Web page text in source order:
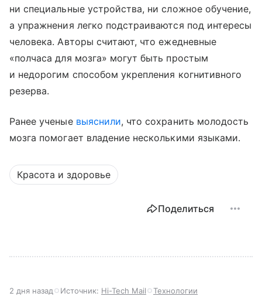
ни специальные устройства, ни сложное обучение,
а упражнения легко подстраиваются под интересы
человека. Авторы считают, что ежедневные
«полчаса для мозга» могут быть простым
и недорогим способом укрепления когнитивного
резерва.
Ранее ученые выяснили, что сохранить молодость
мозга помогает владение несколькими языками.
Красота и здоровье
Поделиться
2 дня назад Источник: Hi-Tech Mail Технологии